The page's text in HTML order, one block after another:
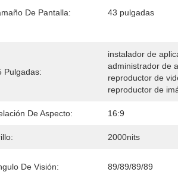
De Pantalla: 43 pulgadas
Pulgadas:
instalador de
administrador de
reproductor de
reproductor de
De Aspecto: 16:9
2000nits
De Visión: 89/89/89/89